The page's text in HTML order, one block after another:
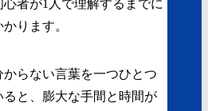
心者が1人で理解するまでに
ります。
からない言葉を一つひとつ
ると、膨大な手間と時間が